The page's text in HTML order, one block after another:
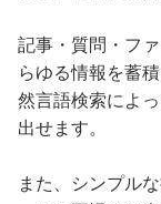
記事・質問・フ
らゆる情報を蓄
然言語検索によ
出せます。
また、シンプル